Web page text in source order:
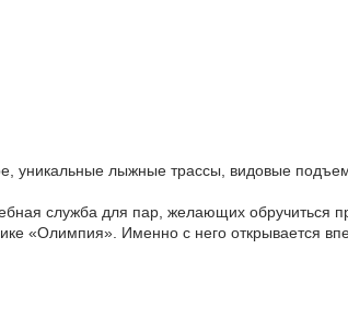
уникальные лыжные трассы, видовые
служба для пар, желающих обручиться
«Олимпия». Именно с него открывается